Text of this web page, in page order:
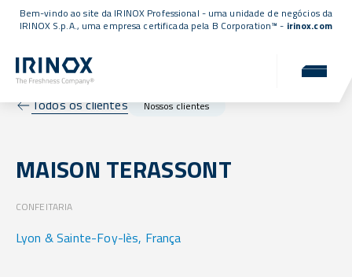
Bem-vindo ao site da IRINOX Professional - uma unidade de negócios da
IRINOX S.p.A., uma empresa certificada pela B Corporation™ - irinox.com
Todos os clientes Nossos clientes
MAISON TERASSONT
CONFEITARIA
Lyon & Sainte-Foy-lès, França